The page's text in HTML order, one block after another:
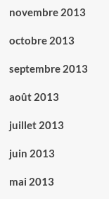
novembre 2013
octobre 2013
septembre 2013
août 2013
juillet 2013
juin 2013
mai 2013